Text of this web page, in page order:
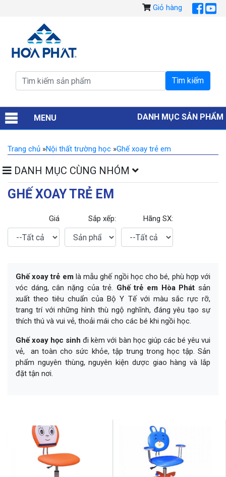
Giỏ hàng
MENU DANH MỤC SẢN PHẨM
Trang chủ »Nội thất trường học »Ghế xoay trẻ em
DANH MỤC CÙNG NHÓM
GHẾ XOAY TRẺ EM
Giá Sắp xếp: Hãng SX:
Ghế xoay trẻ emlà mẫu ghế ngồi học cho bé, phù hợp với
vóc dáng, cân nặng của trẻ. Ghế trẻ em Hòa Phát sản
xuất theo tiêu chuẩn của Bộ Y Tế với màu sắc rực rỡ,
trang trí với những hình thù ngộ nghĩnh, đáng yêu tạo sự
thích thú và vui vẻ, thoải mái cho các bé khi ngồi học.
Ghế xoay học sinhđi kèm với bàn học giúp các bé yêu vui
vẻ, an toàn cho sức khỏe, tập trung trong học tập. Sản
phẩm nguyên thùng, nguyên kiện dược giao hàng và lắp
đặt tận nơi.